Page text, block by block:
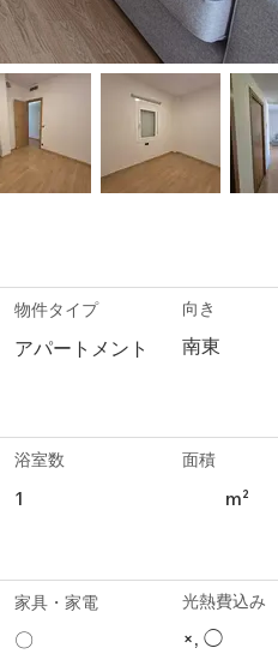
物件タイプ
アパートメント
向き
南東
浴室数 面積
1 m²
家具・家電
〇
光熱費込み
×, ◯